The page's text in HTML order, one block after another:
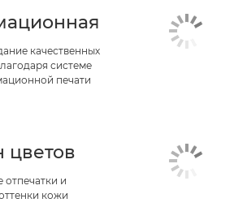
качественных
системе
печати
цветов
отпечатки и
кожи